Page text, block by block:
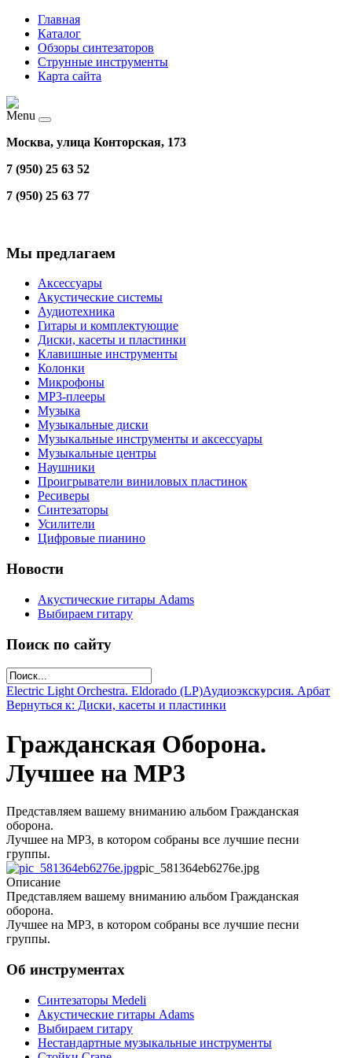
Главная
Каталог
Обзоры синтезаторов
Струнные инструменты
Карта сайта
Menu
Москва, улица Конторская, 173
7 (950) 25 63 52
7 (950) 25 63 77
Мы предлагаем
Аксессуары
Акустические системы
Аудиотехника
Гитары и комплектующие
Диски, касеты и пластинки
Клавишные инструменты
Колонки
Микрофоны
МР3-плееры
Музыка
Музыкальные диски
Музыкальные инструменты и аксессуары
Музыкальные центры
Наушники
Проигрыватели виниловых пластинок
Ресиверы
Синтезаторы
Усилители
Цифровые пианино
Новости
Акустические гитары Adams
Выбираем гитару
Поиск по сайту
Electric Light Orchestra. Eldorado (LP)Аудиоэкскурсия. Арбат
Вернуться к: Диски, касеты и пластинки
Гражданская Оборона.
Лучшее на МР3
Представляем вашему вниманию альбом Гражданская
оборона.
Лучшее на MP3, в котором собраны все лучшие песни
группы.
pic_581364eb6276e.jpg
Описание
Представляем вашему вниманию альбом Гражданская
оборона.
Лучшее на MP3, в котором собраны все лучшие песни
группы.
Об инструментах
Синтезаторы Мedeli
Акустические гитары Adams
Выбираем гитару
Нестандартные музыкальные инструменты